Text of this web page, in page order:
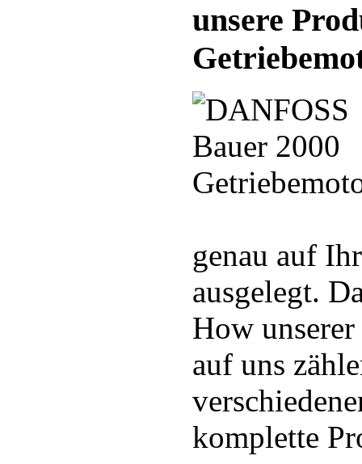
unsere
genau auf
ausgelegt.
How
auf uns
komplette